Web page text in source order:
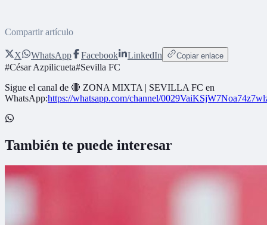
Compartir artículo
X WhatsApp Facebook LinkedIn Copiar enlace
#César Azpilicueta#Sevilla FC
Sigue el canal de 🔴 ZONA MIXTA | SEVILLA FC en
WhatsApp:https://whatsapp.com/channel/
También te puede interesar